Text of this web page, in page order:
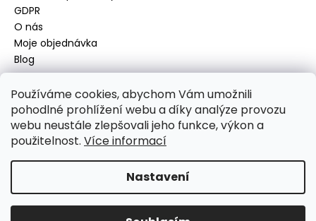
Používáme cookies, abychom Vám umožnili
pohodlné prohlížení webu a díky analýze provozu
webu neustále zlepšovali jeho funkce, výkon a
použitelnost. Více informací
Nastavení
GDPR
O nás
Moje objednávka
Blog
Kontakt
disamsafety@disamsafety.cz
596 624 947
Sledujte nás na Facebooku